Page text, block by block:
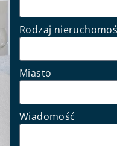
Rodzaj
Miasto
Wiadomość